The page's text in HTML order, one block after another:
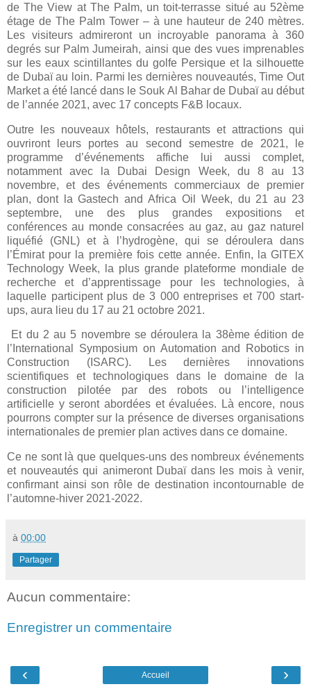
de The View at The Palm, un toit-terrasse situé au 52ème
étage de The Palm Tower – à une hauteur de 240 mètres.
Les visiteurs admireront un incroyable panorama à 360
degrés sur Palm Jumeirah, ainsi que des vues imprenables
sur les eaux scintillantes du golfe Persique et la silhouette
de Dubaï au loin. Parmi les dernières nouveautés, Time Out
Market a été lancé dans le Souk Al Bahar de Dubaï au début
de l’année 2021, avec 17 concepts F&B locaux.
Outre les nouveaux hôtels, restaurants et attractions qui
ouvriront leurs portes au second semestre de 2021, le
programme d’événements affiche lui aussi complet,
notamment avec la Dubai Design Week, du 8 au 13
novembre, et des événements commerciaux de premier
plan, dont la Gastech and Africa Oil Week, du 21 au 23
septembre, une des plus grandes expositions et
conférences au monde consacrées au gaz, au gaz naturel
liquéfié (GNL) et à l’hydrogène, qui se déroulera dans
l’Émirat pour la première fois cette année. Enfin, la GITEX
Technology Week, la plus grande plateforme mondiale de
recherche et d’apprentissage pour les technologies, à
laquelle participent plus de 3 000 entreprises et 700 start-
ups, aura lieu du 17 au 21 octobre 2021.
Et du 2 au 5 novembre se déroulera la 38ème édition de
l’International Symposium on Automation and Robotics in
Construction (ISARC). Les dernières innovations
scientifiques et technologiques dans le domaine de la
construction pilotée par des robots ou l’intelligence
artificielle y seront abordées et évaluées. Là encore, nous
pourrons compter sur la présence de diverses organisations
internationales de premier plan actives dans ce domaine.
Ce ne sont là que quelques-uns des nombreux événements
et nouveautés qui animeront Dubaï dans les mois à venir,
confirmant ainsi son rôle de destination incontournable de
l’automne-hiver 2021-2022.
à 00:00
Partager
Aucun commentaire:
Enregistrer un commentaire
‹ ›
Accueil